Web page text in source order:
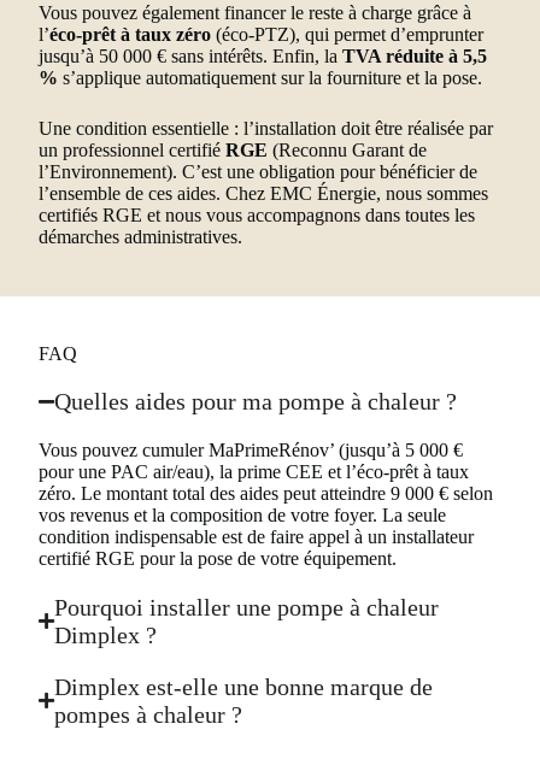
Vous pouvez également financer le reste à charge grâce à
l’éco-prêt à taux zéro (éco-PTZ), qui permet d’emprunter
jusqu’à 50 000 € sans intérêts. Enfin, laTVA réduite à 5,5
% s’applique automatiquement sur la fourniture et la pose.
Une condition essentielle : l’installation doit être réalisée par
un professionnel certifiéRGE (Reconnu Garant de
l’Environnement). C’est une obligation pour bénéficier de
l’ensemble de ces aides. Chez EMC Énergie, nous sommes
certifiés RGE et nous vous accompagnons dans toutes les
démarches administratives.
FAQ
Quelles aides pour ma pompe à chaleur ?
Vous pouvez cumuler MaPrimeRénov’ (jusqu’à 5 000 €
pour une PAC air/eau), la prime CEE et l’éco-prêt à taux
zéro. Le montant total des aides peut atteindre 9 000 € selon
vos revenus et la composition de votre foyer. La seule
condition indispensable est de faire appel à un installateur
certifié RGE pour la pose de votre équipement.
Pourquoi installer une pompe à chaleur
Dimplex ?
Dimplex est-elle une bonne marque de
pompes à chaleur ?